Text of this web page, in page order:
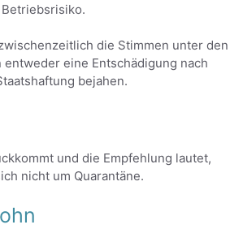
die Stimmen unter den
eine Entschädigung nach
bejahen.
und die Empfehlung lautet,
nicht um Quarantäne.